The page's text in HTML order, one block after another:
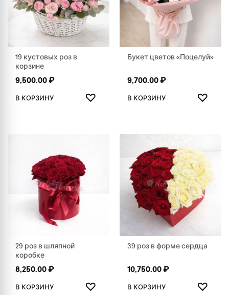
19 кустовых роз в
корзине
9,500.00₽
В КОРЗИНУ ♡
ДОБАВИТЬ В ИЗБРАННОЕ
Букет цветов «Поцелуй»
9,700.00₽
В КОРЗИНУ ♡
29 роз в шляпной
коробке
8,250.00₽
В КОРЗИНУ ♡
ДОБАВИТЬ В ИЗБРАННОЕ
39 роз в форме сердца
10,750.00₽
В КОРЗИНУ ♡